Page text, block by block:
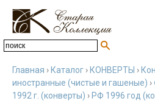
Главная › Каталог › КОНВЕРТЫ ›
иностранные (чистые и гашеные) ›
1992 г. (конверты) › РФ 1996 год